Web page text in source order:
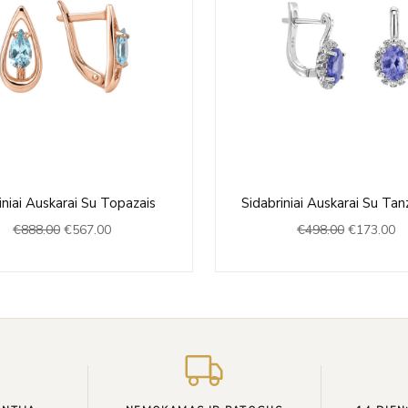
Auskarai Su Topazais
€888.00
price
was:
€567.00
price
is:
Sidabriniai Auskarai Su
€498.00
price
was:
€173.00is: